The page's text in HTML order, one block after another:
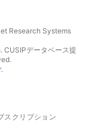
Research Systems
データベース提
.
スクリプション